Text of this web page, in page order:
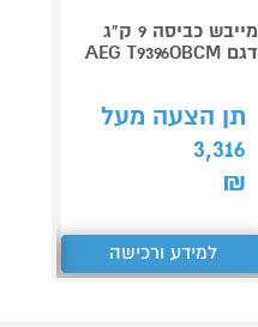
מייבש כביסה 9 ק"ג
דגם AEG T9396OBCM
תן הצעה מעל
3,316
₪
למידע ורכישה